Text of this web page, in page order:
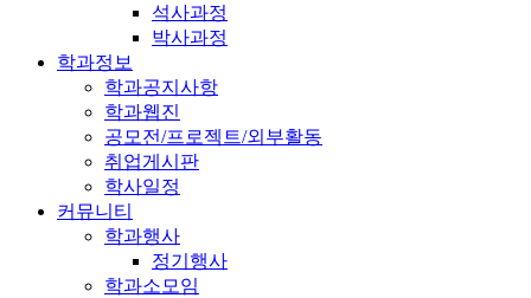
석사과정
박사과정
학과정보
학과공지사항
학과웹진
공모전/프로젝트/외부활동
취업게시판
학사일정
커뮤니티
학과행사
정기행사
학과소모임